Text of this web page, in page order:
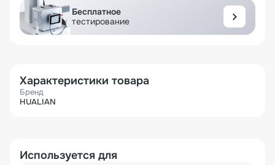
Бесплатное
тестирование
Характеристики товара
Бренд
HUALIAN
Используется для